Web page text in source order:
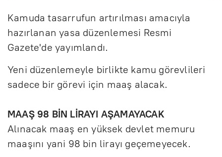
Kamuda tasarrufun artırılması amacıyla
hazırlanan yasa düzenlemesi Resmi
Gazete'de yayımlandı.
Yeni düzenlemeyle birlikte kamu görevlileri
sadece bir görevi için maaş alacak.
MAAŞ 98 BİN LİRAYI AŞAMAYACAK
Alınacak maaş en yüksek devlet memuru
maaşını yani 98 bin lirayı geçemeyecek.